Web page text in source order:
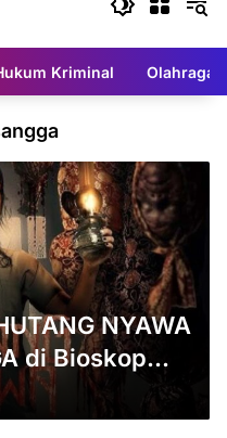
Kriminal Olahraga
NYAWA
di Bioskop
Kamis 12